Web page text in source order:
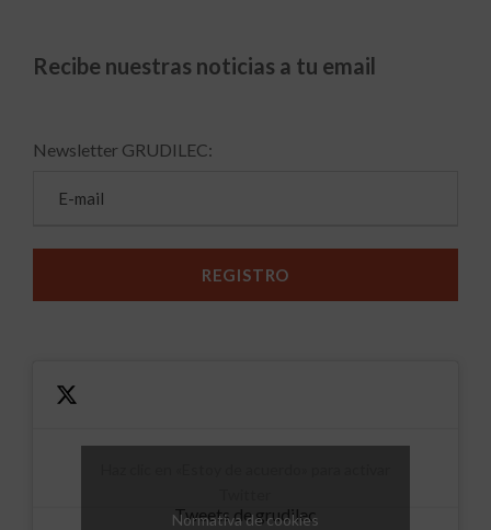
Recibe nuestras noticias a tu email
Newsletter GRUDILEC:
Tweets de grudilec
Normativa de cookies